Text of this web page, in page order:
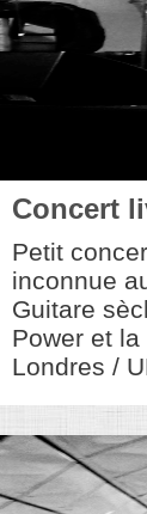
Concert
Petit
inconnue
Guitare
Power et
Londres /